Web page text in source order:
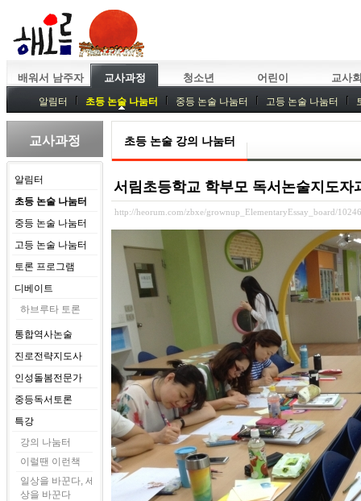
배워서 남주자 교사과정 청소년 어린이 교사
알림터 초등 논술 나눔터 중등 논술 나눔터 고등 논술 나눔터
중등독서토론
특강 중등논술 강사 기획회의 외부강좌
교사과정
알림터
초등 논술 나눔터
중등 논술 나눔터
고등 논술 나눔터
토론 프로그램
디베이트
하브루타 토론
통합역사논술
진로전략지도사
인성돌봄전문가
중등독서토론
특강
강의 나눔터
이럴땐 이런책
일상을 바꾼다, 세
상을 바꾼다
초등 논술 강의 나눔터
서림초등학교 학부모 독서논술지도자
http://heorum.com/zbxe/grownup_ElementaryEssay_board/